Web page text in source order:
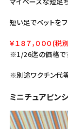
短い足でベットを
￥１８７，０００(税別
※1/26迄の価格で
※別途ワクチン代
ミニチュアピ